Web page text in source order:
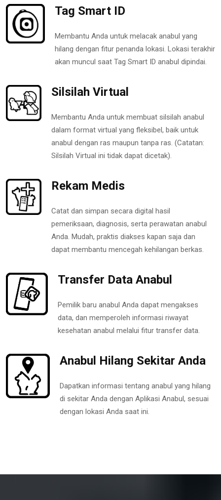
Tag Smart ID
Membantu Anda untuk melacak anabul yang
hilang dengan fitur penanda lokasi. Lokasi terakhir
akan muncul saat Tag Smart ID anabul dipindai.
Silsilah Virtual
Membantu Anda untuk membuat silsilah anabul
dalam format virtual yang fleksibel, baik untuk
anabul dengan ras maupun tanpa ras. (Catatan:
Silsilah Virtual ini tidak dapat dicetak).
Rekam Medis
Catat dan simpan secara digital hasil
pemeriksaan, diagnosis, serta perawatan anabul
Anda. Mudah, praktis diakses kapan saja dan
dapat membantu mencegah kehilangan berkas.
Transfer Data Anabul
Pemilik baru anabul Anda dapat mengakses
data, dan memperoleh informasi riwayat
kesehatan anabul melalui fitur transfer data.
Anabul Hilang Sekitar Anda
Dapatkan informasi tentang anabul yang hilang
di sekitar Anda dengan Aplikasi Anabul, sesuai
dengan lokasi Anda saat ini.